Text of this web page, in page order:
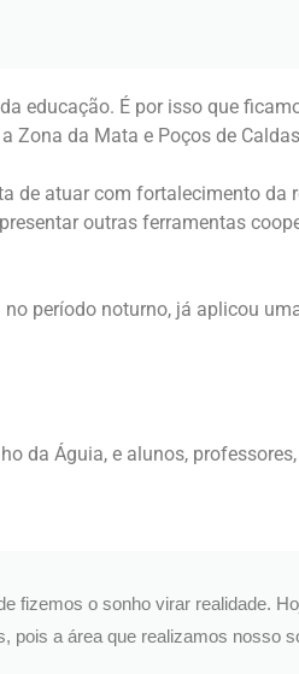
educação. É por isso que
Zona da Mata e Poços de
de atuar com fortalecimento da
outras ferramentas
período noturno, já aplicou
da Águia, e alunos,
fizemos o sonho virar realidade.
a área que realizamos nosso